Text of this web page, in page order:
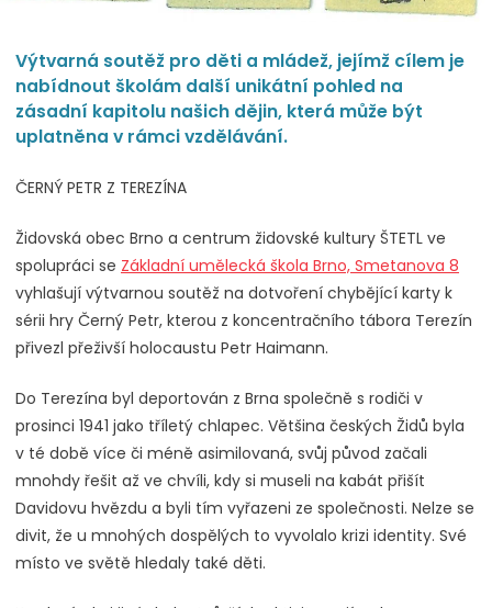
Výtvarná soutěž pro děti a mládež, jejímž cílem je
nabídnout školám další unikátní pohled na
zásadní kapitolu našich dějin, která může být
uplatněna v rámci vzdělávání.
ČERNÝ PETR Z TEREZÍNA
Židovská obec Brno a centrum židovské kultury ŠTETL ve
spolupráci se Základní umělecká škola Brno, Smetanova 8
vyhlašují výtvarnou soutěž na dotvoření chybějící karty k
sérii hry Černý Petr, kterou z koncentračního tábora Terezín
přivezl přeživší holocaustu Petr Haimann.
Do Terezína byl deportován z Brna společně s rodiči v
prosinci 1941 jako tříletý chlapec. Většina českých Židů byla
v té době více či méně asimilovaná, svůj původ začali
mnohdy řešit až ve chvíli, kdy si museli na kabát přišít
Davidovu hvězdu a byli tím vyřazeni ze společnosti. Nelze se
divit, že u mnohých dospělých to vyvolalo krizi identity. Své
místo ve světě hledaly také děti.